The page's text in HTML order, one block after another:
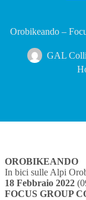
Orobikeando –
GAL
OROBIKEANDO
In bici sulle Alpi
18 Febbraio 2022
FOCUS GROUP